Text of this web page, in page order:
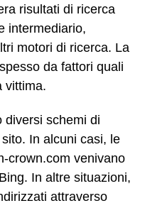
risultati di ricerca
intermediario,
motori di ricerca. La
da fattori quali
vittima.
diversi schemi di
In alcuni casi, le
crown.com venivano
In altre situazioni,
attraverso